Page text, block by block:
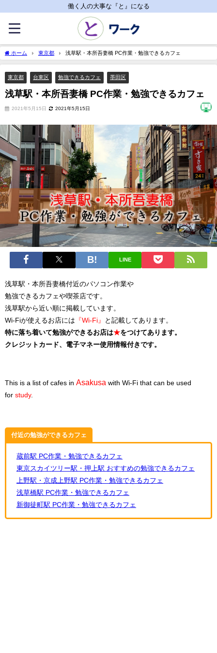
働く人の大事な『と』になる
ホーム 東京都 浅草駅・本所吾妻橋 PC作業・勉強できるカフェ
東京都 台東区 勉強できるカフェ 墨田区
浅草駅・本所吾妻橋 PC作業・勉強できるカフェ
2021年5月15日 2021年5月15日
LINE
浅草駅・本所吾妻橋付近のパソコン作業や
勉強できるカフェや喫茶店です。
浅草駅から近い順に掲載しています。
Wi-Fiが使えるお店には 『Wi-Fi』
と記載してあります。
特に落ち着いて勉強ができるお店は★をつけてあります。
クレジットカード、電子マネー使用情報付きです。
This is a list of cafes in Asakusa with Wi-Fi that can be used
for study.
付近の勉強ができるカフェ
蔵前駅 PC作業・勉強できるカフェ
東京スカイツリー駅・押上駅 おすすめの勉強できるカフェ
上野駅・京成上野駅 PC作業・勉強できるカフェ
浅草橋駅 PC作業・勉強できるカフェ
新御徒町駅 PC作業・勉強できるカフェ